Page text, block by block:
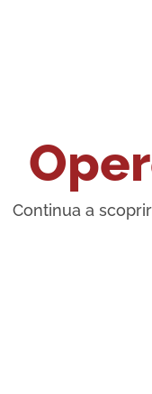
Continua a